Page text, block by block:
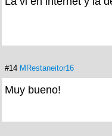
#14 MRestaneitor16
Muy bueno!